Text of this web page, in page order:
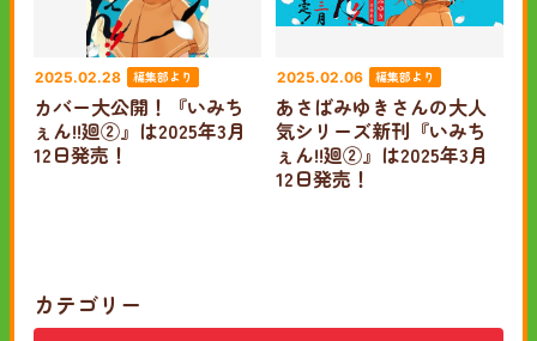
2025.02.28 編集部より
カバー大公開！『いみち
ぇん!!廻②』は2025年3月
12日発売！
2025.02.06 編集部より
あさばみゆきさんの大人
気シリーズ新刊『いみち
ぇん!!廻②』は2025年3月
12日発売！
カテゴリー